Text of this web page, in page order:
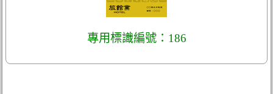
專用標識編號：186